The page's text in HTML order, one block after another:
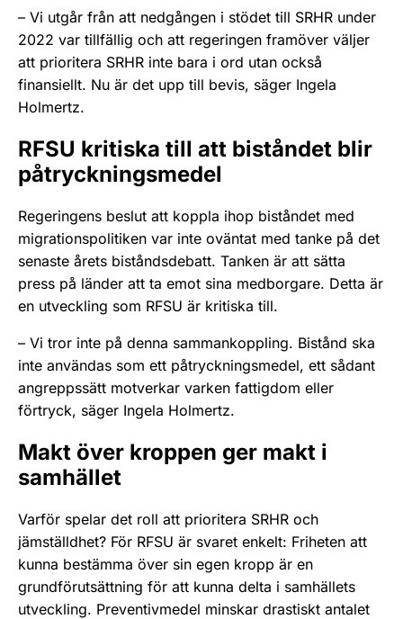
– Vi utgår från att nedgången i stödet till SRHR under
2022 var tillfällig och att regeringen framöver väljer
att prioritera SRHR inte bara i ord utan också
finansiellt. Nu är det upp till bevis, säger Ingela
Holmertz.
RFSU kritiska till att biståndet blir
påtryckningsmedel
Regeringens beslut att koppla ihop biståndet med
migrationspolitiken var inte oväntat med tanke på det
senaste årets biståndsdebatt. Tanken är att sätta
press på länder att ta emot sina medborgare. Detta är
en utveckling som RFSU är kritiska till.
– Vi tror inte på denna sammankoppling. Bistånd ska
inte användas som ett påtryckningsmedel, ett sådant
angreppssätt motverkar varken fattigdom eller
förtryck, säger Ingela Holmertz.
Makt över kroppen ger makt i
samhället
Varför spelar det roll att prioritera SRHR och
jämställdhet? För RFSU är svaret enkelt: Friheten att
kunna bestämma över sin egen kropp är en
grundförutsättning för att kunna delta i samhällets
utveckling. Preventivmedel minskar drastiskt antalet